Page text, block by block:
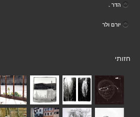
הדר .
יורם ולר
חזותי